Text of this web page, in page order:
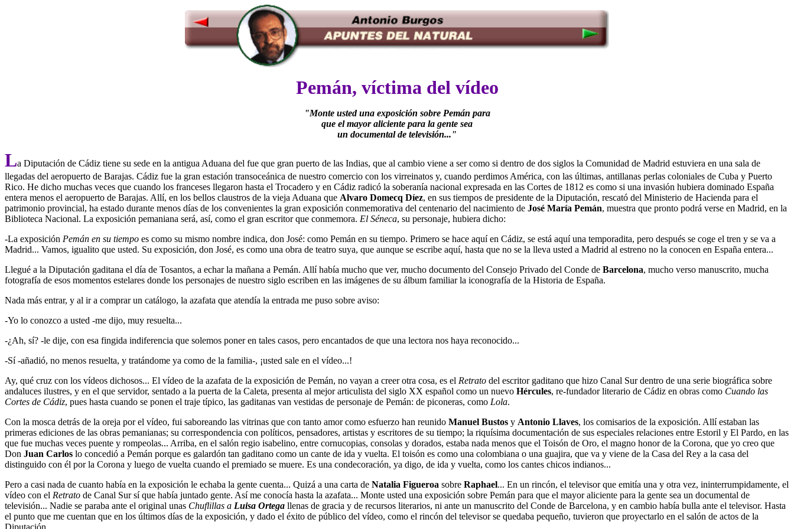
Pemán, víctima del vídeo
"Monte usted una exposición sobre Pemán para
que el mayor aliciente para la gente sea
un documental de televisión..."
La Diputación de Cádiz tiene su sede en la antigua Aduana del fue que gran puerto de las Indias, que al cambio viene a ser como si dentro de dos siglos la Comunidad de Madrid estuviera en una sala de
llegadas del aeropuerto de Barajas. Cádiz fue la gran estación transoceánica de nuestro comercio con los virreinatos y, cuando perdimos América, con las últimas, antillanas perlas coloniales de Cuba y Puerto
Rico. He dicho muchas veces que cuando los franceses llegaron hasta el Trocadero y en Cádiz radicó la soberanía nacional expresada en las Cortes de 1812 es como si una invasión hubiera dominado España
entera menos el aeropuerto de Barajas. Allí, en los bellos claustros de la vieja Aduana que Alvaro Domecq Díez, en sus tiempos de presidente de la Diputación, rescató del Ministerio de Hacienda para el
patrimonio provincial, ha estado durante menos días de los convenientes la gran exposición conmemorativa del centenario del nacimiento de José María Pemán, muestra que pronto podrá verse en Madrid, en la
Biblioteca Nacional. La exposición pemaniana será, así, como el gran escritor que conmemora. El Séneca, su personaje, hubiera dicho:
-La exposición Pemán en su tiempo es como su mismo nombre indica, don José: como Pemán en su tiempo. Primero se hace aquí en Cádiz, se está aquí una temporadita, pero después se coge el tren y se va a
Madrid... Vamos, igualito que usted. Su exposición, don José, es como una obra de teatro suya, que aunque se escribe aquí, hasta que no se la lleva usted a Madrid al estreno no la conocen en España entera...
Llegué a la Diputación gaditana el día de Tosantos, a echar la mañana a Pemán. Allí había mucho que ver, mucho documento del Consejo Privado del Conde de Barcelona, mucho verso manuscrito, mucha
fotografía de esos momentos estelares donde los personajes de nuestro siglo escriben en las imágenes de su álbum familiar la iconografía de la Historia de España.
Nada más entrar, y al ir a comprar un catálogo, la azafata que atendía la entrada me puso sobre aviso:
-Yo lo conozco a usted -me dijo, muy resuelta...
-¿Ah, sí? -le dije, con esa fingida indiferencia que solemos poner en tales casos, pero encantados de que una lectora nos haya reconocido...
-Sí -añadió, no menos resuelta, y tratándome ya como de la familia-, ¡usted sale en el vídeo...!
Ay, qué cruz con los vídeos dichosos... El vídeo de la azafata de la exposición de Pemán, no vayan a creer otra cosa, es el Retrato del escritor gaditano que hizo Canal Sur dentro de una serie biográfica sobre
andaluces ilustres, y en el que servidor, sentado a la puerta de la Caleta, presenta al mejor articulista del siglo XX español como un nuevo Hércules, re-fundador literario de Cádiz en obras como Cuando las
Cortes de Cádiz, pues hasta cuando se ponen el traje típico, las gaditanas van vestidas de personaje de Pemán: de piconeras, como Lola.
Con la mosca detrás de la oreja por el vídeo, fui saboreando las vitrinas que con tanto amor como esfuerzo han reunido Manuel Bustos y Antonio Llaves, los comisarios de la exposición. Allí estaban las
primeras ediciones de las obras pemanianas; su correspondencia con políticos, pensadores, artistas y escritores de su tiempo; la riquísima documentación de sus especiales relaciones entre Estoril y El Pardo, en las
que fue muchas veces puente y rompeolas... Arriba, en el salón regio isabelino, entre cornucopias, consolas y dorados, estaba nada menos que el Toisón de Oro, el magno honor de la Corona, que yo creo que
Don Juan Carlos lo concedió a Pemán porque es galardón tan gaditano como un cante de ida y vuelta. El toisón es como una colombiana o una guajira, que va y viene de la Casa del Rey a la casa del
distinguido con él por la Corona y luego de vuelta cuando el premiado se muere. Es una condecoración, ya digo, de ida y vuelta, como los cantes chicos indianos...
Pero a casi nada de cuanto había en la exposición le echaba la gente cuenta... Quizá a una carta de Natalia Figueroa sobre Raphael... En un rincón, el televisor que emitía una y otra vez, ininterrumpidamente, el
vídeo con el Retrato de Canal Sur sí que había juntado gente. Así me conocía hasta la azafata... Monte usted una exposición sobre Pemán para que el mayor aliciente para la gente sea un documental de
televisión... Nadie se paraba ante el original unas Chuflillas a Luisa Ortega llenas de gracia y de recursos literarios, ni ante un manuscrito del Conde de Barcelona, y en cambio había bulla ante el televisor. Hasta
el punto que me cuentan que en los últimos días de la exposición, y dado el éxito de público del vídeo, como el rincón del televisor se quedaba pequeño, tuvieron que proyectarlo en el salón de actos de la
Diputación...